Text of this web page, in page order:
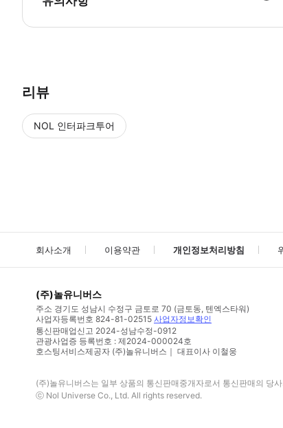
리뷰
NOL 인터파크투어
회사소개 이용약관 개인정보처리방침
(주)놀유니버스
주소 경기도 성남시 수정구 금토로 70 (금토동, 텐엑스타워)
사업자등록번호 824-81-02515 사업자정보확인
통신판매업신고 2024-성남수정-0912
관광사업증 등록번호 : 제2024-000024호
호스팅서비스제공자 (주)놀유니버스｜ 대표이사 이철웅
(주)놀유니버스는 일부 상품의 통신판매중개자로서 통신판매의 당
ⓒ Nol Universe Co., Ltd. All rights reserved.